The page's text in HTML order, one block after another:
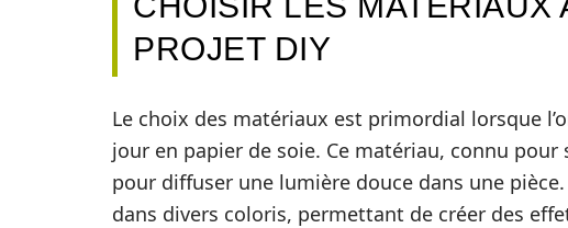
PROJET DIY
Le choix des matériaux est primordial lorsque
jour en papier de soie. Ce matériau, connu
pour diffuser une lumière douce dans une
dans divers coloris, permettant de créer des